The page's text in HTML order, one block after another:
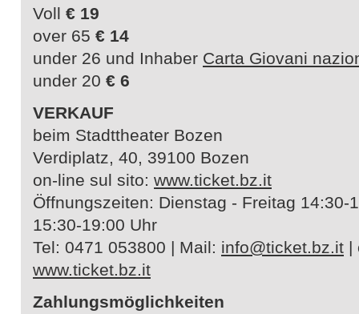
Voll € 19
over 65 € 14
under 26 und Inhaber Carta Giovani
under 20 € 6
VERKAUF
beim Stadttheater Bozen
Verdiplatz, 40, 39100 Bozen
on-line sul sito: www.ticket.bz.it
Öffnungszeiten: Dienstag - Freitag 14:30-
15:30-19:00 Uhr
Tel: 0471 053800 | Mail: info@ticket.bz.it |
www.ticket.bz.it
Zahlungsmöglichkeiten